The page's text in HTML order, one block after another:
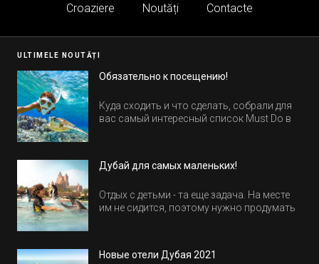
Croaziere
Noutăți Contacte
ULTIMELE NOUTĂȚI
Обязательно к посещению!
Куда сходить и что сделать, собрали для
вас самый интересный список Must Do в
Дубай для самых маленьких!
Отдых с детьми - та еще задача. На месте
им не сидится, поэтому нужно продумать
Новые отели Дубая 2021